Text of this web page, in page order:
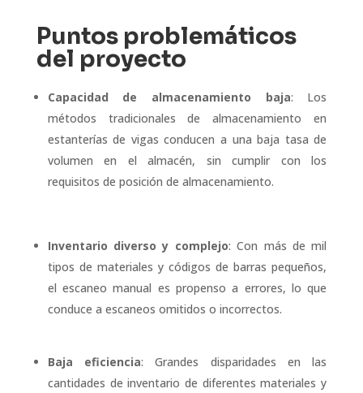
Puntos problemáticos
del proyecto
Capacidad de almacenamiento baja: Los
métodos tradicionales de almacenamiento en
estanterías de vigas conducen a una baja tasa de
volumen en el almacén, sin cumplir con los
requisitos de posición de almacenamiento.
Inventario diverso y complejo: Con más de mil
tipos de materiales y códigos de barras pequeños,
el escaneo manual es propenso a errores, lo que
conduce a escaneos omitidos o incorrectos.
Baja eficiencia: Grandes disparidades en las
cantidades de inventario de diferentes materiales y